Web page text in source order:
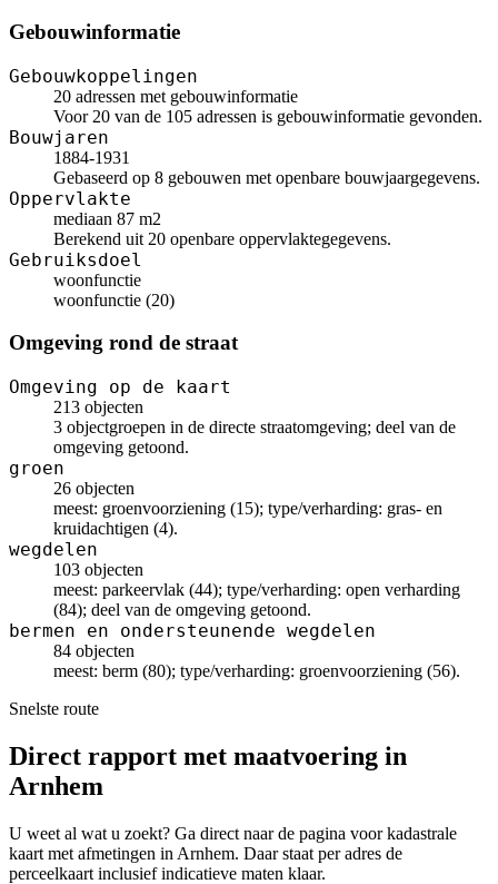
Gebouwinformatie
Gebouwkoppelingen
20 adressen met gebouwinformatie
Voor 20 van de 105 adressen is gebouwinformatie gevonden.
Bouwjaren
1884-1931
Gebaseerd op 8 gebouwen met openbare bouwjaargegevens.
Oppervlakte
mediaan 87 m2
Berekend uit 20 openbare oppervlaktegegevens.
Gebruiksdoel
woonfunctie
woonfunctie (20)
Omgeving rond de straat
Omgeving op de kaart
213 objecten
3 objectgroepen in de directe straatomgeving; deel van de
omgeving getoond.
groen
26 objecten
meest: groenvoorziening (15); type/verharding: gras- en
kruidachtigen (4).
wegdelen
103 objecten
meest: parkeervlak (44); type/verharding: open verharding
(84); deel van de omgeving getoond.
bermen en ondersteunende wegdelen
84 objecten
meest: berm (80); type/verharding: groenvoorziening (56).
Snelste route
Direct rapport met maatvoering in
Arnhem
U weet al wat u zoekt? Ga direct naar de pagina voor kadastrale
kaart met afmetingen in Arnhem. Daar staat per adres de
perceelkaart inclusief indicatieve maten klaar.